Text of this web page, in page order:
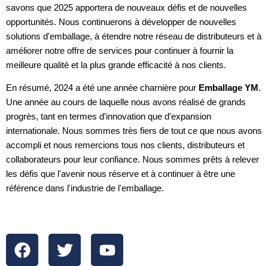
savons que 2025 apportera de nouveaux défis et de nouvelles
opportunités. Nous continuerons à développer de nouvelles
solutions d'emballage, à étendre notre réseau de distributeurs et à
améliorer notre offre de services pour continuer à fournir la
meilleure qualité et la plus grande efficacité à nos clients.
En résumé, 2024 a été une année charnière pour Emballage YM.
Une année au cours de laquelle nous avons réalisé de grands
progrès, tant en termes d'innovation que d'expansion
internationale. Nous sommes très fiers de tout ce que nous avons
accompli et nous remercions tous nos clients, distributeurs et
collaborateurs pour leur confiance. Nous sommes prêts à relever
les défis que l'avenir nous réserve et à continuer à être une
référence dans l'industrie de l'emballage.